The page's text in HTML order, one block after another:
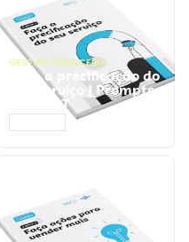
GESTÃO FINANCEIRA
Faça a precificação do
seu serviço | Prompts
ChatGPT